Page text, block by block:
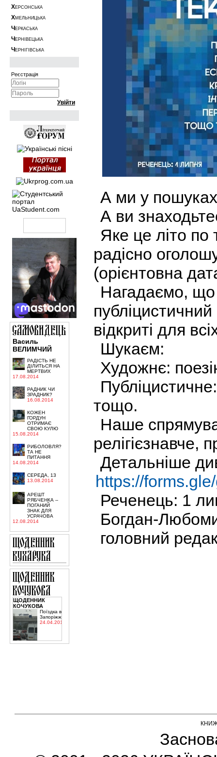
ХЕРСОНСЬКА
ХМЕЛЬНИЦЬКА
Ч ЕРКАСЬКА
Ч ЕРНІВЕЦЬКА
Ч ЕРНІГІВСЬКА
Реєстрація
Василь
ВЕЛИМЧИЙ
РАДІСТЬ НЕ
ДІЛИТЬСЯ НА
МЕРТВИХ
17.08.2014
РАДНИК ЧИ
ЗРАДНИК?
16.08.2014
КОЖЕН
ГОРДУН
ОТРИМАЄ
СВОЮ КУЛЮ
15.08.2014
РИБОЛОВЛЯ?
ТА НЕ
ПИТАННЯ
14.08.2014
СЕРЕДА, 13
13.08.2014
АРЕШТ
РЯБЧЕНКА --
ПОГАНИЙ
ЗНАК ДЛЯ
УСРАЧОВА
12.08.2014
ЩОДЕННИК
КОЧУКОВА
Поїздка в
Запоріжжя
24.04.2015
А ми у пошуках
А ви
Яке це літо по
радісно
(орієнтовна
Нагадаємо,
відкриті для
Шукаєм:
Художнє:
Публіцистичне:
тощо.
Наше
Детальніше
https://
Реченець: 1
Богдан-
головний